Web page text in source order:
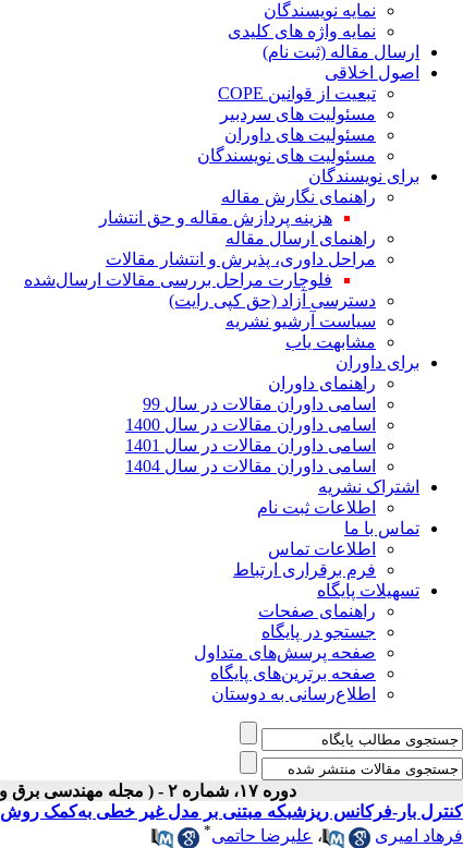
نمایه نویسندگان
نمایه واژه های کلیدی
ارسال مقاله (ثبت نام)
اصول اخلاقی
تبعیت از قوانین COPE
مسئولیت های سردبیر
مسئولیت های داوران
مسئولیت های نویسندگان
برای نویسندگان
راهنمای نگارش مقاله
هزینه پردازش مقاله و حق انتشار
راهنمای ارسال مقاله
مراحل داوری، پذیرش و انتشار مقالات
فلوچارت مراحل بررسی مقالات ارسال‌شده
دسترسی آزاد (حق کپی رایت)
سیاست آرشیو نشریه
مشابهت یاب
برای داوران
راهنمای داوران
اسامی داوران مقالات در سال 99
اسامی داوران مقالات در سال 1400
اسامی داوران مقالات در سال 1401
اسامی داوران مقالات در سال 1404
اشتراک نشریه
اطلاعات ثبت نام
تماس با ما
اطلاعات تماس
فرم برقراری ارتباط
تسهیلات پایگاه
راهنمای صفحات
جستجو در پایگاه
صفحه پرسش‌های متداول
صفحه برترین‌های پایگاه
اطلاع‌رسانی به دوستان
دوره ۱۷، شماره ۲ - ( مجله مهندسی برق و الکترونیک ایران - جلد ۱۷ شماره ۲ ۱۳۹۹ )
کنترل بار-فرکانس ریزشبکه مبتنی بر مدل غیر خطی به‌کمک روش PID مرتبه کسری بهینه شده با الگوریتم ترکیبی HCRPSO-PS
فرهاد امیری
، علیرضا حاتمی*